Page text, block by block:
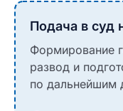
Подача в суд
Формирование
развод и
по дальнейшим